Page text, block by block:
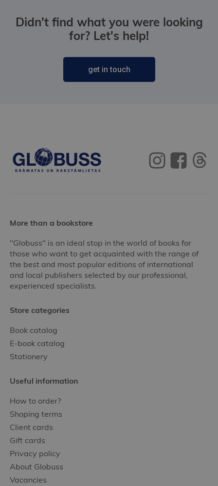
Didn't find what you were looking
for? Let's help!
get in touch
More than a bookstore
"Globuss" is an ideal stop in the world of books for
those who want to get acquainted with the range of
the best and most popular editions of international
and local publishers selected by our professional,
experienced specialists.
Store categories
Book catalog
E-book catalog
Stationery
Useful information
How to order?
Shoping terms
Client cards
Gift cards
Privacy policy
About Globuss
Vacancies